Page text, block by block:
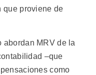
que proviene de
abordan MRV de la
–que
como